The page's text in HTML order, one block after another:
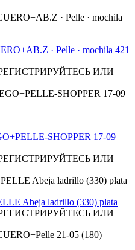
· Pelle · mochila 421
ИЛИ
SHOPPER 17-09
ИЛИ
Abeja ladrillo (330) plata
ИЛИ